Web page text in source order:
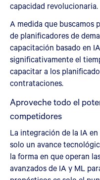
capacidad revolucionaria.
A medida que buscamos
de planificadores de
capacitación basado en
significativamente el
capacitar a los
contrataciones.
Aproveche todo el
competidores
La integración de la IA
solo un avance
la forma en que operan
avanzados de IA y ML